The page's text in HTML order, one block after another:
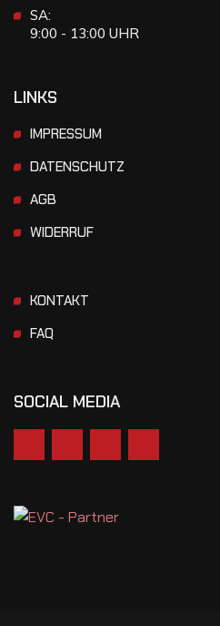
SA:
9:00 - 13:00 UHR
LINKS
IMPRESSUM
DATENSCHUTZ
AGB
WIDERRUF
KONTAKT
FAQ
SOCIAL MEDIA